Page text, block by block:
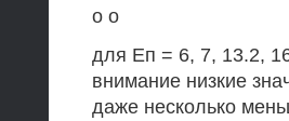
о о
для Еп = 6, 7, 13.2,
внимание низкие
даже несколько